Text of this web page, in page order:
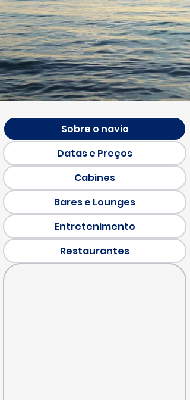
Sobre o navio
Datas e Preços
Cabines
Bares e Lounges
Entretenimento
Restaurantes